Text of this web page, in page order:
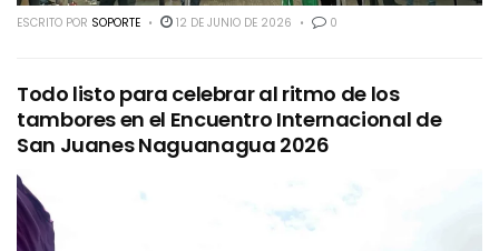
ESCRITO POR SOPORTE 12 DE JUNIO DE 2026 0
Todo listo para celebrar al ritmo de los
tambores en el Encuentro Internacional de
San Juanes Naguanagua 2026